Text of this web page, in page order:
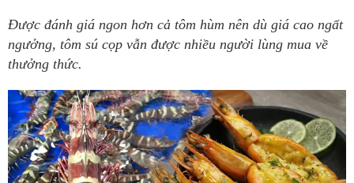
Được đánh giá ngon hơn cả tôm hùm nên dù giá cao ngất
ngưởng, tôm sú cọp vẫn được nhiều người lùng mua về
thưởng thức.